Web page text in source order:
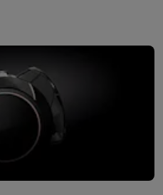
électriques
Rasoirs
LEDMiroirs
de massage
Électrostimulation
Chauffe-biberons
de son